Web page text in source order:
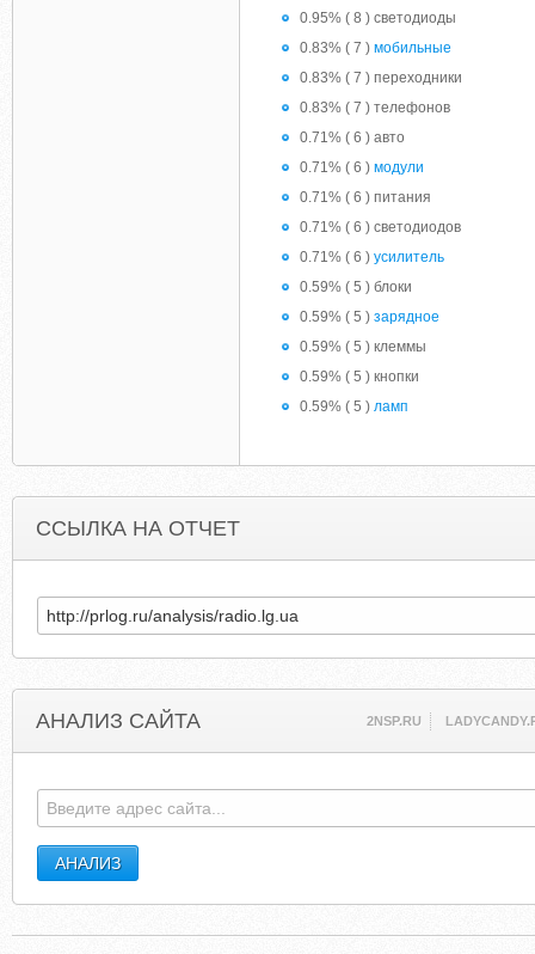
0.95% ( 8 ) светодиоды
0.83% ( 7 ) мобильные
0.83% ( 7 ) переходники
0.83% ( 7 ) телефонов
0.71% ( 6 ) авто
0.71% ( 6 ) модули
0.71% ( 6 ) питания
0.71% ( 6 ) светодиодов
0.71% ( 6 ) усилитель
0.59% ( 5 ) блоки
0.59% ( 5 ) зарядное
0.59% ( 5 ) клеммы
0.59% ( 5 ) кнопки
0.59% ( 5 ) ламп
ССЫЛКА НА ОТЧЕТ
АНАЛИЗ САЙТА 2NSP.RU